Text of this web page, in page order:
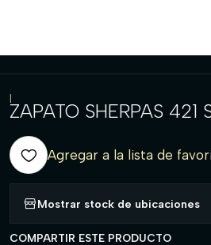
|
ZAPATO SHERPAS 421
Agregar a la lista de
Mostrar stock de ubicaciones
COMPARTIR ESTE PRODUCTO